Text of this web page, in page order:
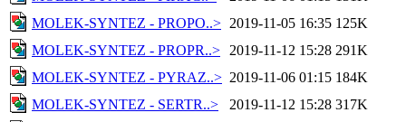
MOLEK-SYNTEZ - PROPO..> 2019-11-05 16:35 125K
MOLEK-SYNTEZ - PROPR..>
2019-11-12 15:28 291K
MOLEK-SYNTEZ - PYRAZ..> 2019-11-06 01:15 184K
MOLEK-SYNTEZ - SERTR..>
2019-11-12 15:28 317K